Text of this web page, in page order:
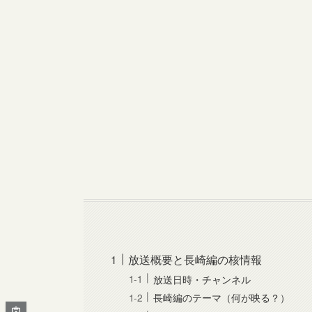
放送概要と長崎編の核情報
放送日時・チャンネル
長崎編のテーマ（何が映る？）